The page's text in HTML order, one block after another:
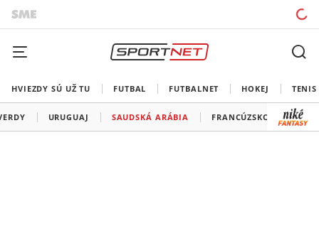
HVIEZDY SÚ UŽ TU FUTBAL FUTBALNET HOKEJ TENIS
URUGUAJ SAUDSKÁ ARÁBIA FRANCÚZSKO